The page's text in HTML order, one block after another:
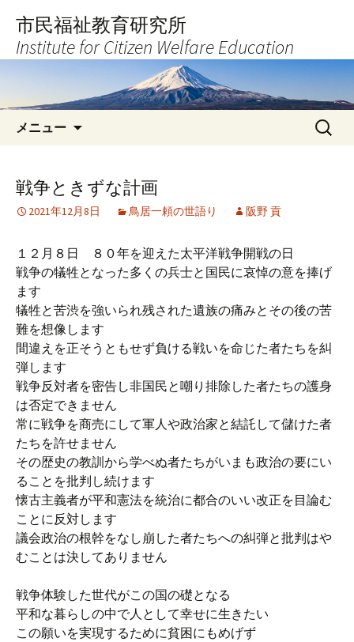
へ
キ
市民福祉教育研究所
Institute for Citizen Welfare Education
メニュー
検
索:
戦争ときずな計画
2021年12月8日 鳥居一頼の世語り 阪野 貢
１２月８日 ８０年を迎えた太平洋戦争開戦の日
戦争の犠牲となった多くの兵士と国民に哀悼の意を捧げ
ます
犠牲と苦渋を強いられ残された遺族の痛みとその後の苦
難を想像します
間違えを正そうともせず負ける戦いを命じた者たちを糾
弾します
戦争反対者を密告し非国民と嘲り排除した者たちの護身
は否定できません
常に戦争を商売にして軍人や政治家と結託して儲けた者
たちを許せません
その歴史の教訓から学べぬ者たちがいまも政治の要にい
ることを批判し続けます
懐古主義者が平和憲法を統治に都合のいい改正を目論む
ことに反対します
議会政治の根幹をなし崩した者たちへの糾弾と批判はや
むことは決してありません
戦争体験した世代がこの国の礎となる
平和な暮らしの中で人として幸せに生きたい
この願いを実現するために貧困にもめげず